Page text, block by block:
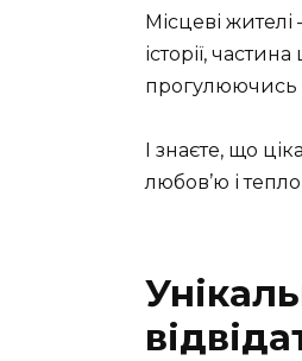
Місцеві
історії,
прогулюючись
І знаєте, що
любов’ю і